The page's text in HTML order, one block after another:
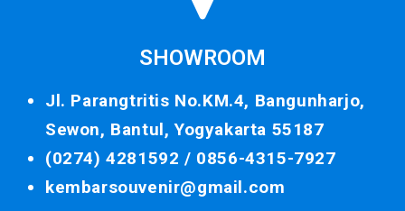
SHOWROOM
Jl. Parangtritis No.KM.4, Bangunharjo,
Sewon, Bantul, Yogyakarta 55187
(0274) 4281592 / 0856-4315-7927
kembarsouvenir@gmail.com